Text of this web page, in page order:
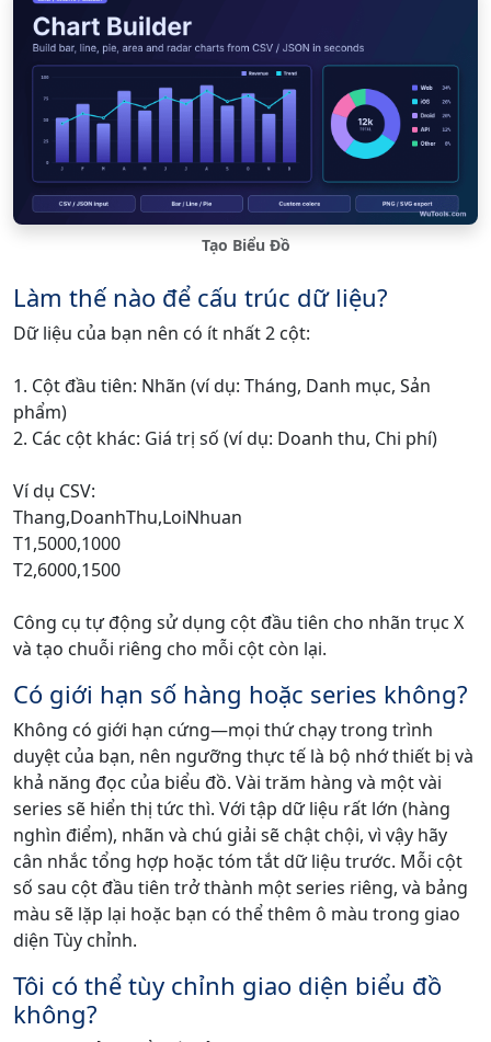
Tạo Biểu Đồ
Làm thế nào để cấu trúc dữ liệu?
Dữ liệu của bạn nên có ít nhất 2 cột:
1. Cột đầu tiên: Nhãn (ví dụ: Tháng, Danh mục, Sản
phẩm)
2. Các cột khác: Giá trị số (ví dụ: Doanh thu, Chi phí)
Ví dụ CSV:
Thang,DoanhThu,LoiNhuan
T1,5000,1000
T2,6000,1500
Công cụ tự động sử dụng cột đầu tiên cho nhãn trục X
và tạo chuỗi riêng cho mỗi cột còn lại.
Có giới hạn số hàng hoặc series không?
Không có giới hạn cứng—mọi thứ chạy trong trình
duyệt của bạn, nên ngưỡng thực tế là bộ nhớ thiết bị và
khả năng đọc của biểu đồ. Vài trăm hàng và một vài
series sẽ hiển thị tức thì. Với tập dữ liệu rất lớn (hàng
nghìn điểm), nhãn và chú giải sẽ chật chội, vì vậy hãy
cân nhắc tổng hợp hoặc tóm tắt dữ liệu trước. Mỗi cột
số sau cột đầu tiên trở thành một series riêng, và bảng
màu sẽ lặp lại hoặc bạn có thể thêm ô màu trong giao
diện Tùy chỉnh.
Tôi có thể tùy chỉnh giao diện biểu đồ
không?